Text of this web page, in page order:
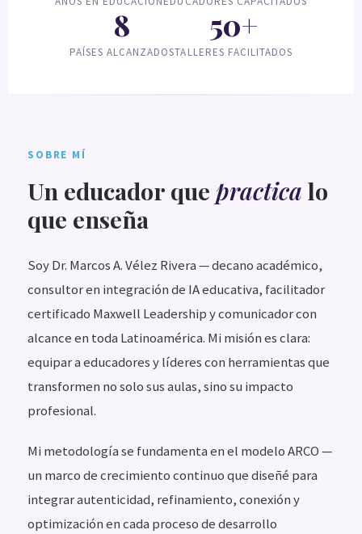
8
PAÍSES ALCANZADOS
50+
TALLERES FACILITADOS
SOBRE MÍ
Un educador que practica lo
que enseña
Soy Dr. Marcos A. Vélez Rivera — decano académico,
consultor en integración de IA educativa, facilitador
certificado Maxwell Leadership y comunicador con
alcance en toda Latinoamérica. Mi misión es clara:
equipar a educadores y líderes con herramientas que
transformen no solo sus aulas, sino su impacto
profesional.
Mi metodología se fundamenta en el modelo ARCO —
un marco de crecimiento continuo que diseñé para
integrar autenticidad, refinamiento, conexión y
optimización en cada proceso de desarrollo